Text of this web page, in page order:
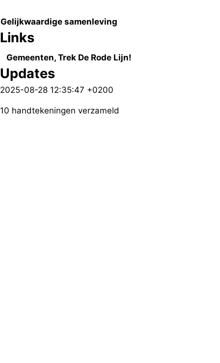
Gelijkwaardige samenleving
Links
Gemeenten, Trek De Rode Lijn!
Updates
2025-08-28 12:35:47 +0200
10 handtekeningen verzameld